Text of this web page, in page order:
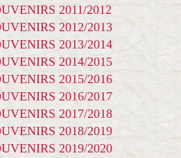
2011/2012
2012/2013
2013/2014
2014/2015
2015/2016
2016/2017
2017/2018
2018/2019
2019/2020